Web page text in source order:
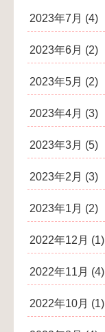
2023年7月 (4)
2023年6月 (2)
2023年5月 (2)
2023年4月 (3)
2023年3月 (5)
2023年2月 (3)
2023年1月 (2)
2022年12月 (1)
2022年11月 (4)
2022年10月 (1)